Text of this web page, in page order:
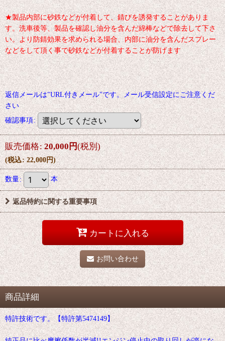
★製品内部に砂鉄などが付着して、錆びを誘発することがありま
す。洗車後等、製品を確認し油分を含んだ綿棒などで除去して下さ
い。より防錆効果を求められる場合、内部に油分を含んだスプレー
などをして頂く事で砂鉄などが付着することが防げます
返信メールは"URL付きメール"です。メール受信設定にご注意くだ
さい
確認事項:
販売価格: 20,000円(税別)
(税込: 22,000円)
数量: 本
返品特約に関する重要事項
カートに入れる
お問い合わせ
商品詳細
特許技術です。【特許第5474149】